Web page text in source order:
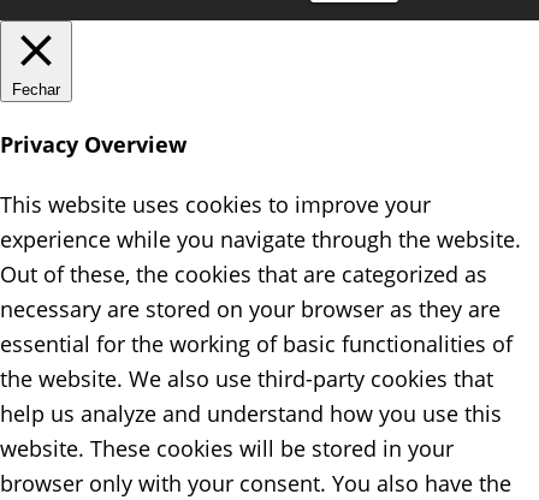
Fechar
Privacy Overview
This website uses cookies to improve your
experience while you navigate through the website.
Out of these, the cookies that are categorized as
necessary are stored on your browser as they are
essential for the working of basic functionalities of
the website. We also use third-party cookies that
help us analyze and understand how you use this
website. These cookies will be stored in your
browser only with your consent. You also have the